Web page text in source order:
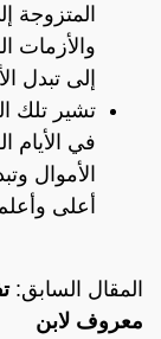
المتزوجة
والأزمات
إلى تبدل
تشير تلك
في الأيام
الأموال
أعلى
المقال السابق:
معروف لابن